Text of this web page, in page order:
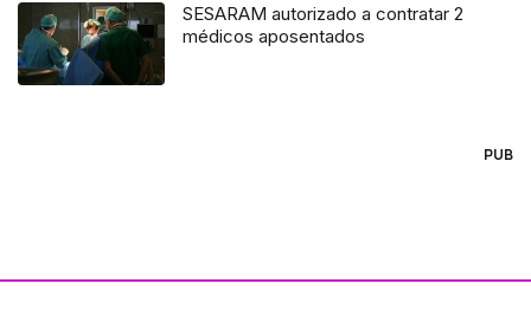
SESARAM autorizado a contratar 2
médicos aposentados
PUB